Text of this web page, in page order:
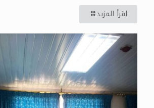
اقرأ المزيد